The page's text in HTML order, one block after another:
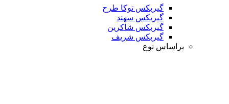
گیربکس توکا طرح
گیربکس سهند
گیربکس شاکرین
گیربکس شریف
براساس نوع